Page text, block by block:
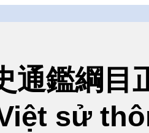
通鑑綱目
sử